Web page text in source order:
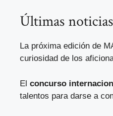
Últimas
La próxima edición de
curiosidad de los
El concurso
talentos para darse a